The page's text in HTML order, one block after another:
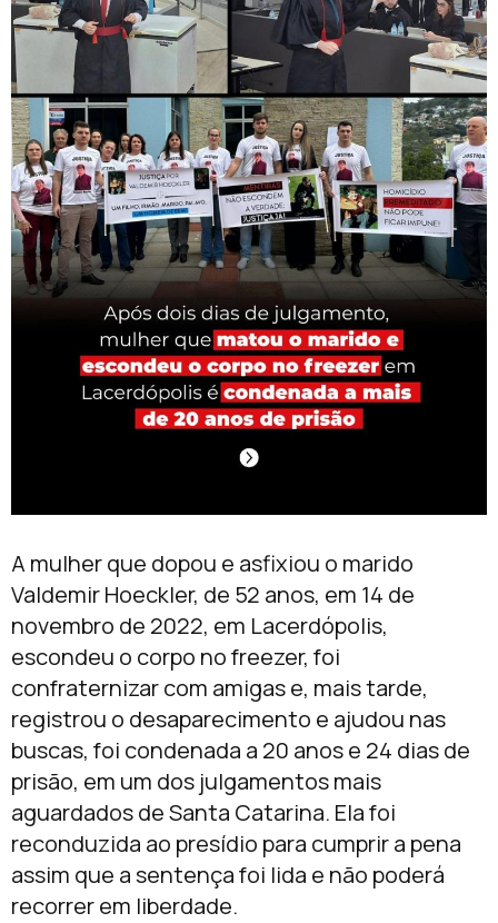
A mulher que dopou e asfixiou o marido
Valdemir Hoeckler, de 52 anos, em 14 de
novembro de 2022, em Lacerdópolis,
escondeu o corpo no freezer, foi
confraternizar com amigas e, mais tarde,
registrou o desaparecimento e ajudou nas
buscas, foi condenada a 20 anos e 24 dias de
prisão, em um dos julgamentos mais
aguardados de Santa Catarina. Ela foi
reconduzida ao presídio para cumprir a pena
assim que a sentença foi lida e não poderá
recorrer em liberdade.